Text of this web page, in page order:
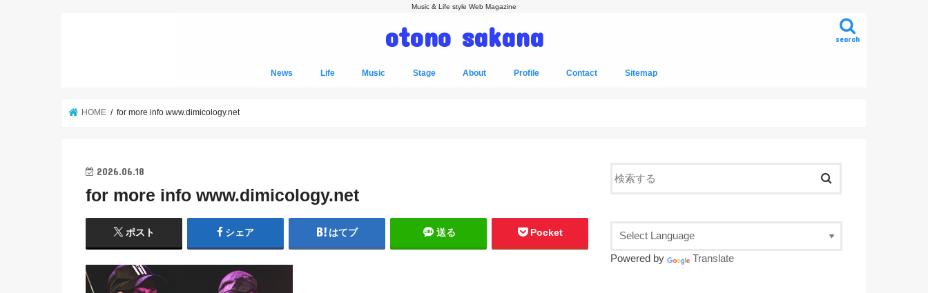
Music & Life style Web Magazine
otono sakana search
News Life Music Stage About Profile Contact Sitemap
HOME for more info www.dimicology.net
2026.06.18
for more info www.dimicology.net
ポスト シェア はてブ 送る Pocket
Powered by Translate